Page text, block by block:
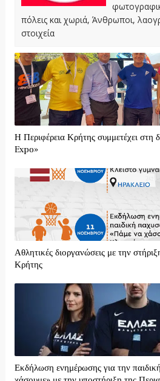
πόλεις και χωριά, Άνθρωποι,
στοιχεία
Η Περιφέρεια Κρήτης συμμετέχει στη
Expo»
Αθλητικές διοργανώσεις με την
Κρήτης
Εκδήλωση ενημέρωσης για την